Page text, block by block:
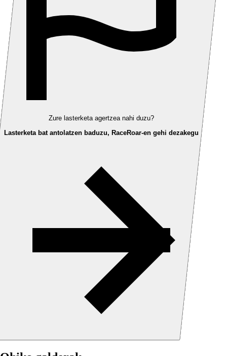
Zure lasterketa agertzea nahi duzu?
Lasterketa bat antolatzen baduzu, RaceRoar-en gehi dezakegu